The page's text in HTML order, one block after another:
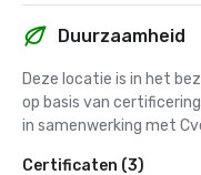
Duurzaamheid
Deze locatie is in het
op basis van
in samenwerking met
Certificaten (3)